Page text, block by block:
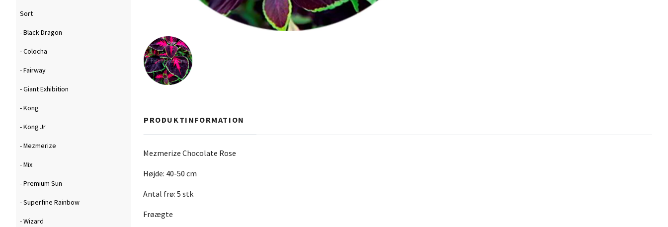
Sort
- Black Dragon
- Colocha
- Fairway
- Giant Exhibition
- Kong
- Kong Jr
- Mezmerize
- Mix
- Premium Sun
- Superfine Rainbow
- Wizard
PRODUKTINFORMATION
Mezmerize Chocolate Rose
Højde: 40-50 cm
Antal frø: 5 stk
Frøægte